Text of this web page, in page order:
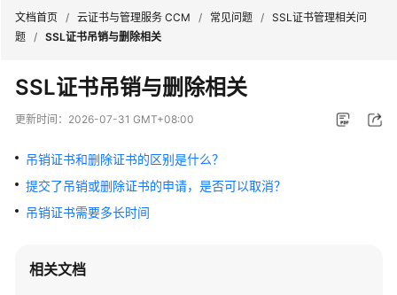
新
动
务
公
产
文档首页 / 云证书与管理服务 CCM / 常见问题 / SSL证书管理相关问
题 / SSL证书吊销与删除相关
SSL证书吊销与删除相关
更新时间： 2026-07-31 GMT+08:00
吊销证书和删除证书的区别是什么？
提交了吊销或删除证书的申请，是否可以取消？
吊销证书需要多长时间
相关文档